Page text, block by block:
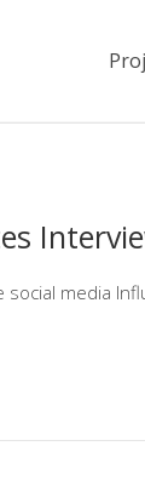
media